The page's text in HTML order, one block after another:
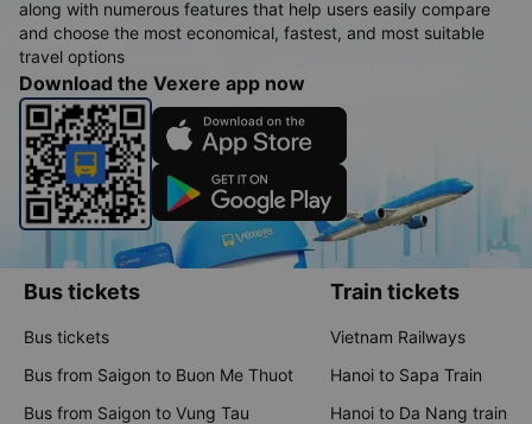
along with numerous features that help users easily compare
and choose the most economical, fastest, and most suitable
travel options
Download the Vexere app now
Bus tickets
Bus tickets
Bus from Saigon to Buon Me Thuot
Bus from Saigon to Vung Tau
Train tickets
Vietnam Railways
Hanoi to Sapa Train
Hanoi to Da Nang train